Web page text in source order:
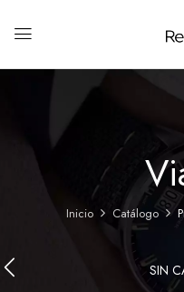
Inicio Catálogo
SIN